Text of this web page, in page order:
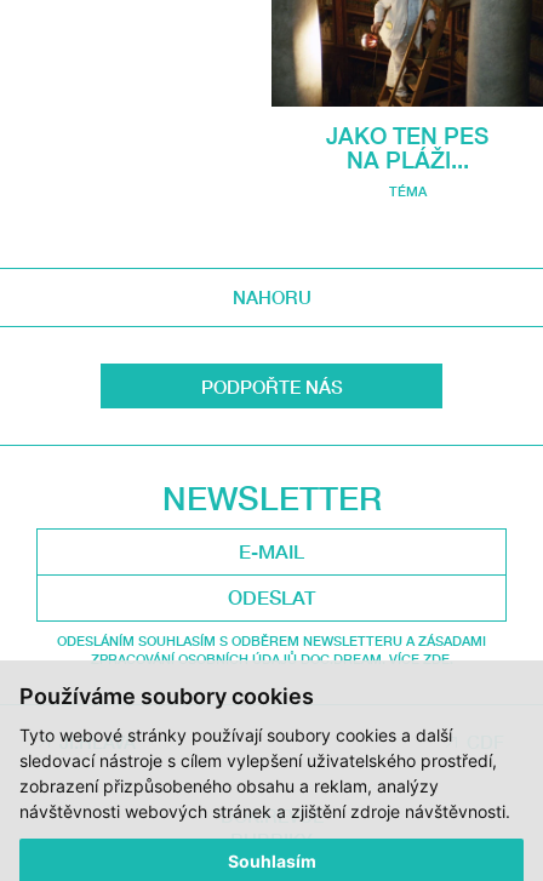
Používáme soubory cookies
Tyto webové stránky používají soubory cookies a další
sledovací nástroje s cílem vylepšení uživatelského prostředí,
zobrazení přizpůsobeného obsahu a reklam, analýzy
návštěvnosti webových stránek a zjištění zdroje návštěvnosti.
Souhlasím
JAKO TEN PES
NA PLÁŽI...
TÉMA
NAHORU
PODPOŘTE NÁS
NEWSLETTER
ODESLAT
ODESLÁNÍM SOUHLASÍM S ODBĚREM NEWSLETTERU A ZÁSADAMI
ZPRACOVÁNÍ OSOBNÍCH ÚDAJŮ DOC.DREAM. VÍCE ZDE.
JI.HLAVA
DOK.REVUE
RUBRIKY
AUTOŘI